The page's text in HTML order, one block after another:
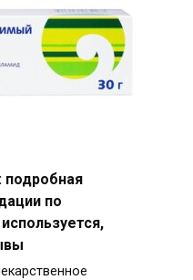
подробная
по